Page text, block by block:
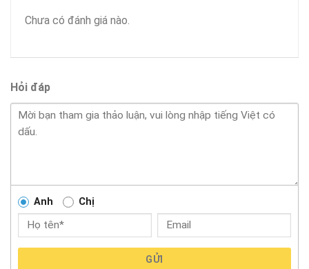
Chưa có đánh giá nào.
Hỏi đáp
Anh Chị
GỬI